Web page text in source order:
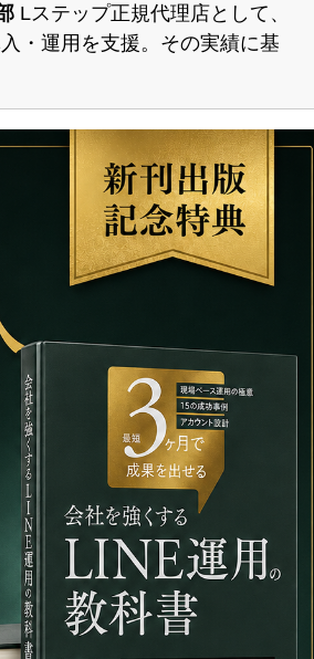
Lステップ正規代理店として、
・運用を支援。 その実績に基